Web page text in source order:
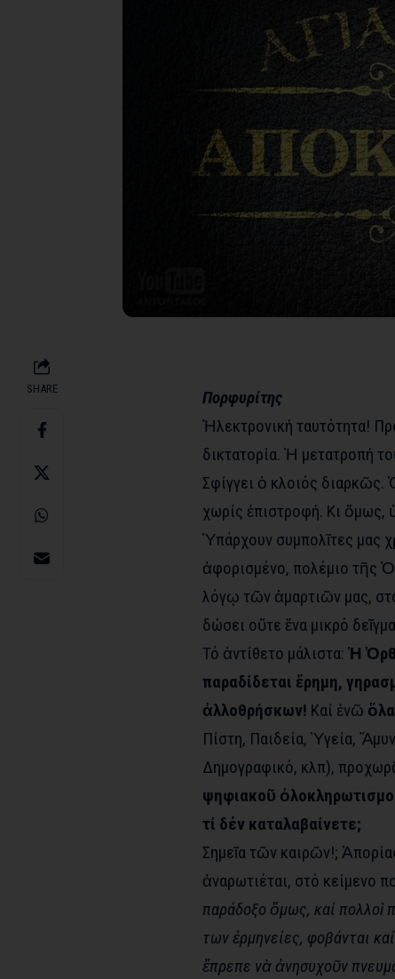
SHARE
Πορφυρίτης
Ἠλεκτρονική ταυτότητα!
δικτατορία. Ἡ μετατροπή
Σφίγγει ὁ κλοιός
χωρίς ἐπιστροφή. Κι ὅμως,
Ὑπάρχουν συμπολῖτες μας
ἀφορισμένο, πολέμιο τῆς
λόγῳ τῶν ἁμαρτιῶν μας,
δώσει οὔτε ἕνα μικρό
Τό ἀντίθετο μάλιστα: Ἡ
παραδίδεται ἔρημη,
ἀλλοθρήσκων! Καί ἐνῶ
Πίστη, Παιδεία, Ὑγεία,
Δημογραφικό, κλπ),
ψηφιακοῦ
τί δέν καταλαβαίνετε;
Σημεῖα τῶν καιρῶν!;
ἀναρωτιέται, στό κείμενο
παράδοξο ὅμως, καί πολλοὶ
των ἐρμηνείες, φοβάνται
ἔπρεπε νὰ ἀνησυχοῦν